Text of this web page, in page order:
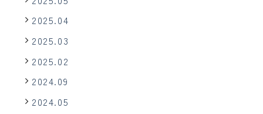
2025.04
2025.03
2025.02
2024.09
2024.05